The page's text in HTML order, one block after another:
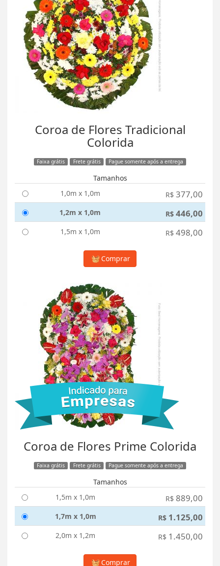
Coroa de Flores Tradicional
Colorida
Faixa grátis Frete grátis Pague somente após a entrega
Tamanhos
1,0m x 1,0m
R$ 377,00
1,2m x 1,0m R$ 446,00
1,5m x 1,0m R$ 498,00
Comprar
Coroa de Flores Prime Colorida
Faixa grátis Frete grátis Pague somente após a entrega
Tamanhos
1,5m x 1,0m
R$ 889,00
1,7m x 1,0m R$ 1.125,00
2,0m x 1,2m R$ 1.450,00
Comprar